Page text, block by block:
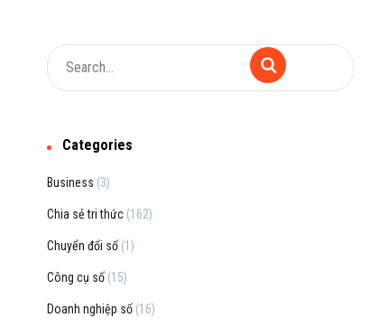
Categories
Business (3)
Chia sẻ tri thức (162)
Chuyển đổi số (1)
Công cụ số (15)
Doanh nghiệp số (16)